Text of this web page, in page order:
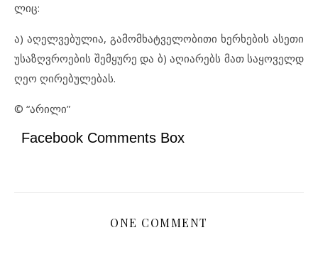
ლიც:
ა) აღელვებულია, გამომხატველობითი ხერხების ასეთი
უსაზღვროების შემყურე და ბ) აღიარებს მათ საყოველდ
ღეო ღირებულებას.
© “არილი”
Facebook Comments Box
ONE COMMENT